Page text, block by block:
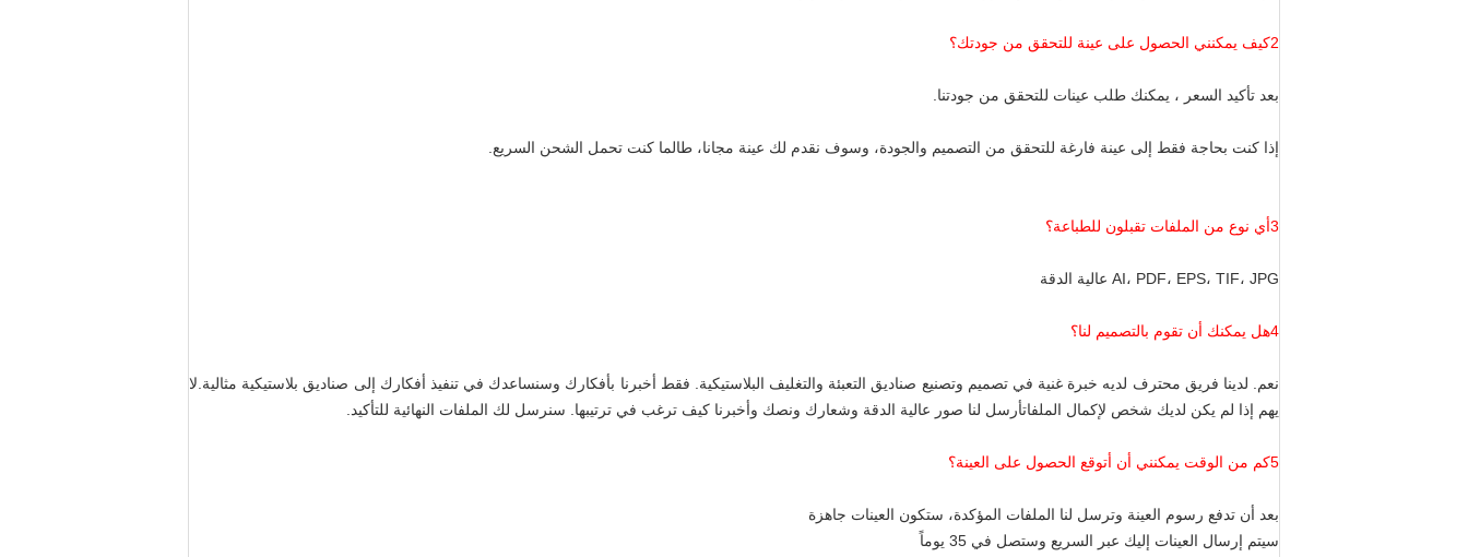
2كيف يمكنني الحصول على عينة للتحقق من جودتك؟
بعد تأكيد السعر ، يمكنك طلب عينات للتحقق من جودتنا.
إذا كنت بحاجة فقط إلى عينة فارغة للتحقق من التصميم والجودة، وسوف نقدم لك عينة مجانا، طالما كنت تحمل الشحن السريع.
3أي نوع من الملفات تقبلون للطباعة؟
AI، PDF، EPS، TIF، JPG عالية الدقة
4هل يمكنك أن تقوم بالتصميم لنا؟
نعم. لدينا فريق محترف لديه خبرة غنية في تصميم وتصنيع صناديق التعبئة والتغليف البلاستيكية. فقط أخبرنا بأفكارك وسنساعدك في تنفيذ أفكارك إلى صناديق بلاستيكية مثالية.لا
يهم إذا لم يكن لديك شخص لإكمال الملفاتأرسل لنا صور عالية الدقة وشعارك ونصك وأخبرنا كيف ترغب في ترتيبها. سنرسل لك الملفات النهائية للتأكيد.
5كم من الوقت يمكنني أن أتوقع الحصول على العينة؟
بعد أن تدفع رسوم العينة وترسل لنا الملفات المؤكدة، ستكون العينات جاهزة
سيتم إرسال العينات إليك عبر السريع وستصل في 35 يوماً